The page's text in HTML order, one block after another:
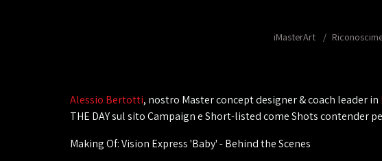
iMasterArt
Alessio Bertotti, nostro Master concept designer & coach leader in
THE DAY sul sito Campaign e Short-listed come Shots contender
Making Of: Vision Express 'Baby' - Behind the Scenes